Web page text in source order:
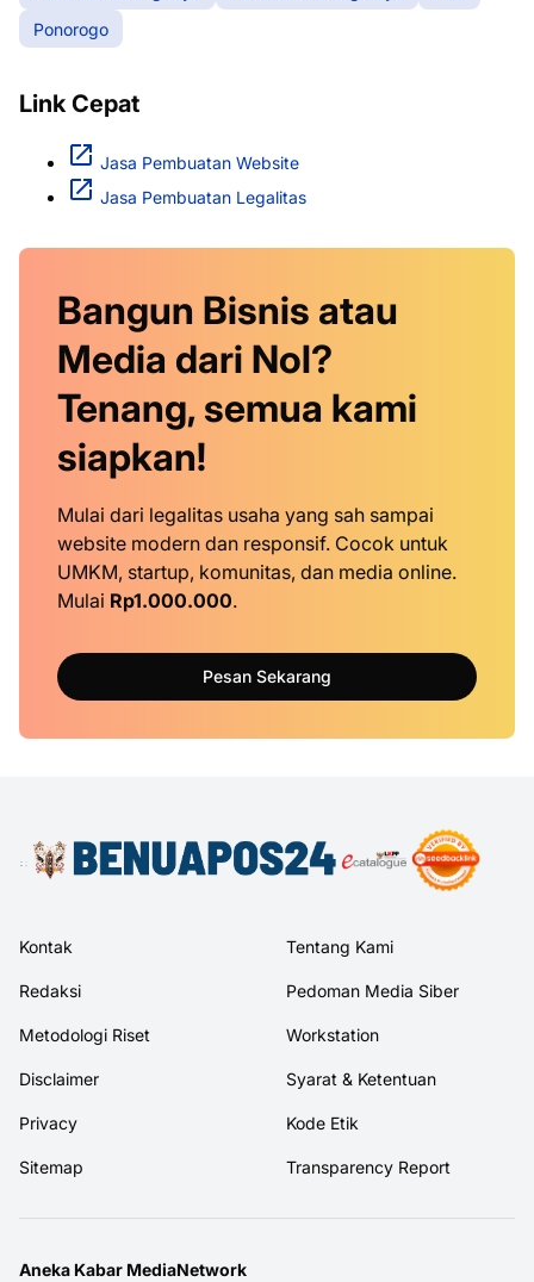
Ponorogo
Link Cepat
Jasa Pembuatan Website
Jasa Pembuatan Legalitas
Bangun Bisnis atau
Media dari Nol?
Tenang, semua kami
siapkan!
Mulai dari legalitas usaha yang sah sampai
website modern dan responsif. Cocok untuk
UMKM, startup, komunitas, dan media online.
Mulai Rp1.000.000.
Pesan Sekarang
Kontak Tentang Kami
Redaksi Pedoman Media Siber
Metodologi Riset Workstation
Disclaimer Syarat & Ketentuan
Privacy Kode Etik
Sitemap Transparency Report
Aneka Kabar MediaNetwork